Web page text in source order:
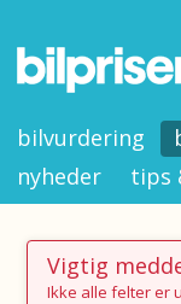
bilvurdering
nyheder
tips
Vigtig
Ikke alle felter er